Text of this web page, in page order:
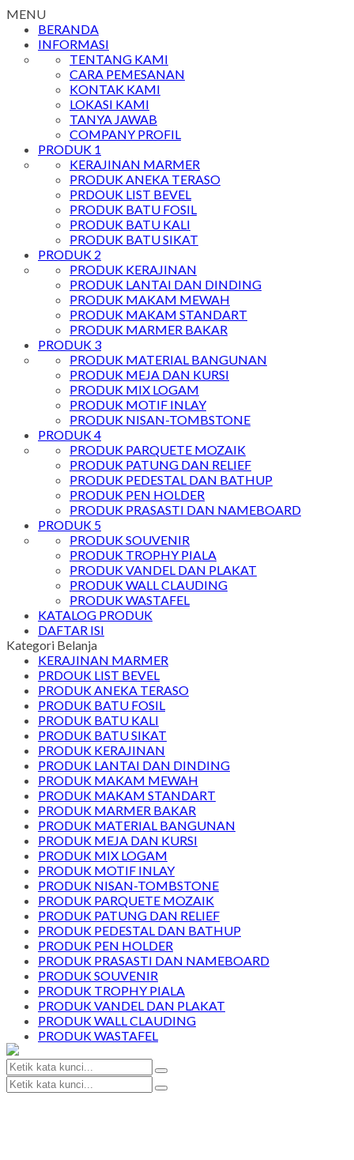
MENU
BERANDA
INFORMASI
TENTANG KAMI
CARA PEMESANAN
KONTAK KAMI
LOKASI KAMI
TANYA JAWAB
COMPANY PROFIL
PRODUK 1
KERAJINAN MARMER
PRODUK ANEKA TERASO
PRDOUK LIST BEVEL
PRODUK BATU FOSIL
PRODUK BATU KALI
PRODUK BATU SIKAT
PRODUK 2
PRODUK KERAJINAN
PRODUK LANTAI DAN DINDING
PRODUK MAKAM MEWAH
PRODUK MAKAM STANDART
PRODUK MARMER BAKAR
PRODUK 3
PRODUK MATERIAL BANGUNAN
PRODUK MEJA DAN KURSI
PRODUK MIX LOGAM
PRODUK MOTIF INLAY
PRODUK NISAN-TOMBSTONE
PRODUK 4
PRODUK PARQUETE MOZAIK
PRODUK PATUNG DAN RELIEF
PRODUK PEDESTAL DAN BATHUP
PRODUK PEN HOLDER
PRODUK PRASASTI DAN NAMEBOARD
PRODUK 5
PRODUK SOUVENIR
PRODUK TROPHY PIALA
PRODUK VANDEL DAN PLAKAT
PRODUK WALL CLAUDING
PRODUK WASTAFEL
KATALOG PRODUK
DAFTAR ISI
Kategori Belanja
KERAJINAN MARMER
PRDOUK LIST BEVEL
PRODUK ANEKA TERASO
PRODUK BATU FOSIL
PRODUK BATU KALI
PRODUK BATU SIKAT
PRODUK KERAJINAN
PRODUK LANTAI DAN DINDING
PRODUK MAKAM MEWAH
PRODUK MAKAM STANDART
PRODUK MARMER BAKAR
PRODUK MATERIAL BANGUNAN
PRODUK MEJA DAN KURSI
PRODUK MIX LOGAM
PRODUK MOTIF INLAY
PRODUK NISAN-TOMBSTONE
PRODUK PARQUETE MOZAIK
PRODUK PATUNG DAN RELIEF
PRODUK PEDESTAL DAN BATHUP
PRODUK PEN HOLDER
PRODUK PRASASTI DAN NAMEBOARD
PRODUK SOUVENIR
PRODUK TROPHY PIALA
PRODUK VANDEL DAN PLAKAT
PRODUK WALL CLAUDING
PRODUK WASTAFEL